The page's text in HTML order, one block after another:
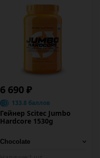
6 690 ₽
133.8 баллов
Гейнер Scitec Jumbo
Hardcore 1530g